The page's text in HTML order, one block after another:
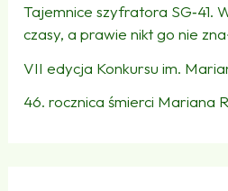
Tajemnice szyfratora SG‑41.
czasy, a prawie nikt go nie
VII edycja Konkursu im.
46. rocznica śmierci Mariana